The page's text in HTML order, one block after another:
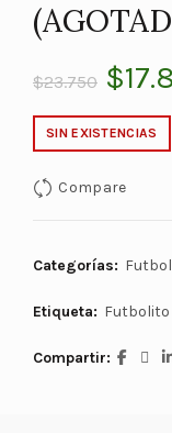
$23.750 El
precio
$
SIN EXISTENCIAS
Compare
Categorías:
Etiqueta: Futbolito
Compartir